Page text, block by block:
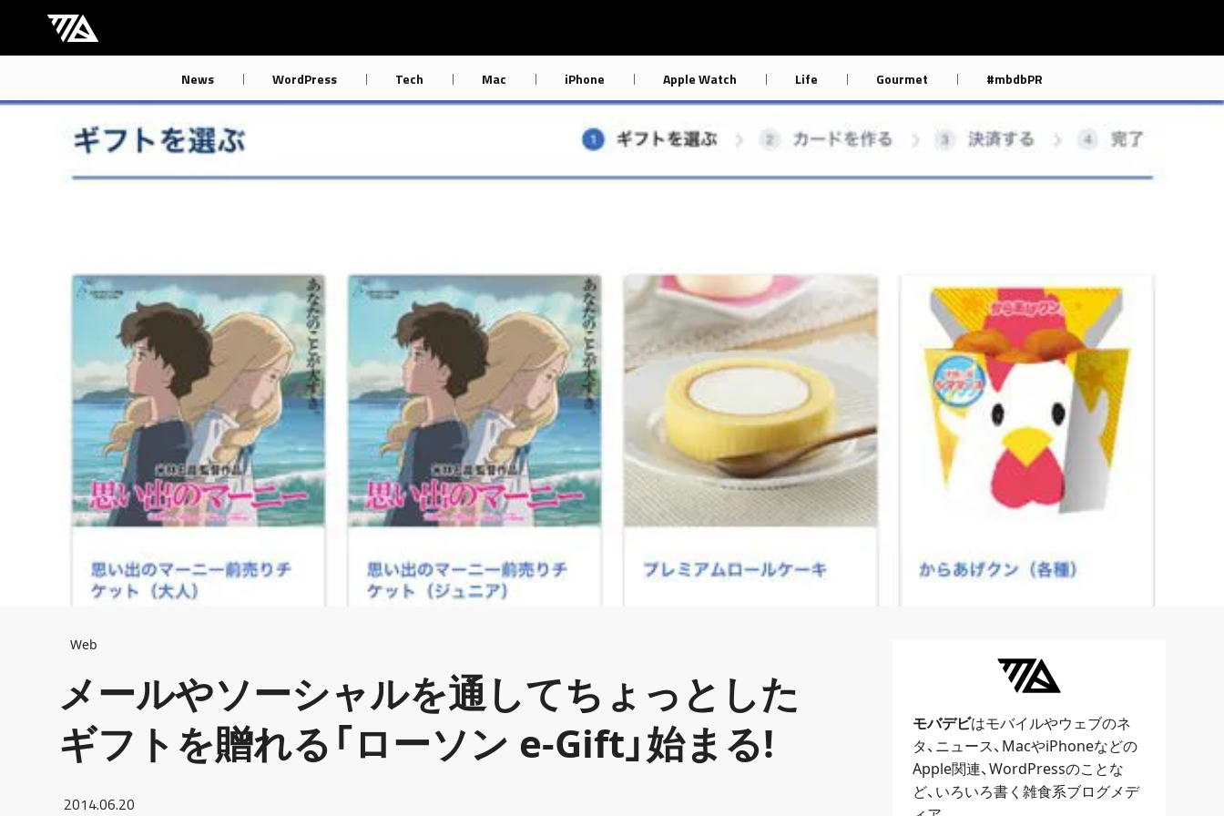
[M] mbdb [モバデビ]
News WordPress Tech Mac iPhone Apple Watch Life Gourmet #mbdbPR
Breadcrumb
Web
メールやソーシャルを通してちょっとした
ギフトを贈れる「ローソン e-Gift」始まる!
2014.06.20
モバデビはモバイルやウェブのネ
タ、 ニュース、 MacやiPhoneなどの
Apple関連、WordPressのことな
ど、いろいろ書く雑食系ブログメデ